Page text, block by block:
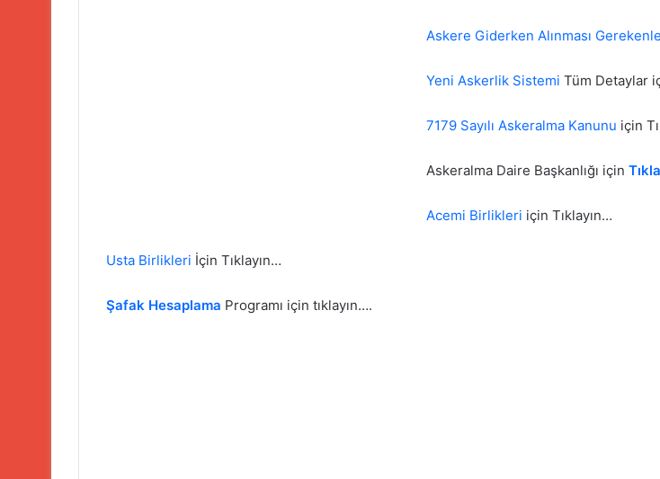
Askere Giderken Alınması
Yeni Askerlik Sistemi Tüm Detaylar
7179 Sayılı Askeralma Kanunu için
Askeralma Daire Başkanlığı için
Acemi Birlikleri için Tıklayın…
Usta Birlikleri İçin Tıklayın…
Şafak Hesaplama Programı için tıklayın….